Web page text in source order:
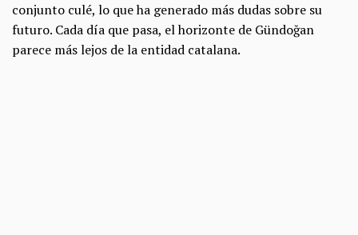
conjunto culé, lo que ha generado más dudas sobre su
futuro. Cada día que pasa, el horizonte de Gündoğan
parece más lejos de la entidad catalana.